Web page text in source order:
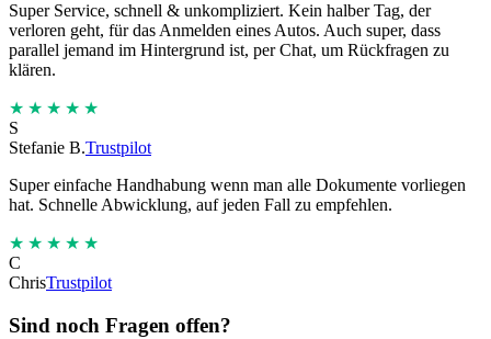
Super Service, schnell & unkompliziert. Kein halber Tag, der
verloren geht, für das Anmelden eines Autos. Auch super, dass
parallel jemand im Hintergrund ist, per Chat, um Rückfragen zu
klären.
★★★★★
S
Stefanie B.Trustpilot
Super einfache Handhabung wenn man alle Dokumente vorliegen
hat. Schnelle Abwicklung, auf jeden Fall zu empfehlen.
★★★★★
C
ChrisTrustpilot
Sind noch Fragen offen?